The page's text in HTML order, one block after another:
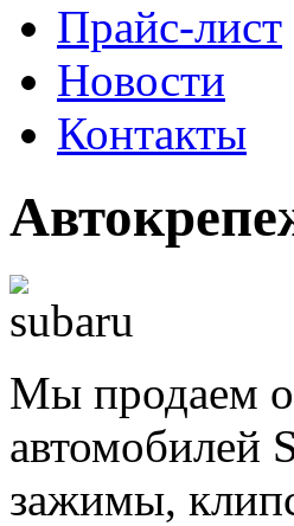
Прайс-лист
Новости
Контакты
Мы продаем
автомобилей
зажимы,